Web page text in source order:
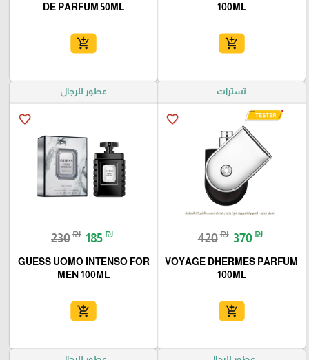
100ML
add_shopping_cart
DE PARFUM 50ML
add_shopping_cart
تسترات
favorite_border
420₪ 370 ₪
VOYAGE DHERMES PARFUM
100ML
add_shopping_cart
عطور للرجال
favorite_border
230₪ 185 ₪
GUESS UOMO INTENSO FOR
MEN 100ML
add_shopping_cart